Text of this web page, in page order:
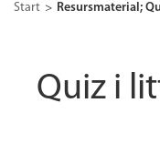
Start Resursmaterial;
Quiz i